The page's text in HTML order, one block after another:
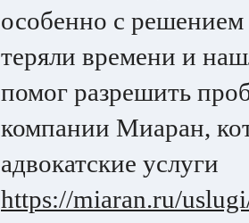
особенно с
теряли времени и
помог разрешить
компании Миаран,
адвокатские услуги
https://miaran.ru/